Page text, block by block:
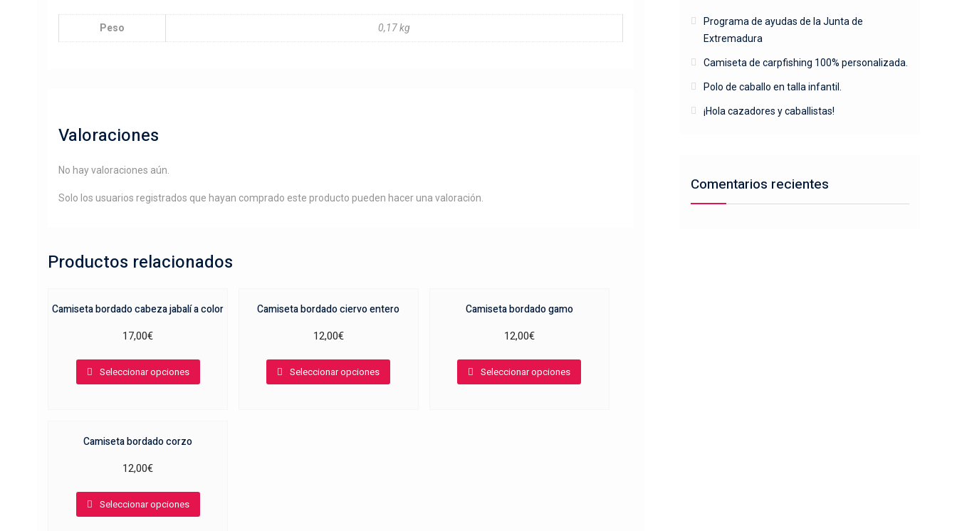
Peso 0,17 kg
Valoraciones
No hay valoraciones aún.
Solo los usuarios registrados que hayan comprado este producto pueden hacer una valoración.
Productos relacionados
Camiseta bordado cabeza jabalí a color
17,00€
Seleccionar opciones
Este
pueden
elegir
Camiseta bordado ciervo entero
12,00€
Seleccionar opciones
Este
Camiseta bordado gamo
12,00€
Seleccionar opciones
Este
Camiseta bordado corzo
12,00€
Seleccionar opciones
Este
Programa de ayudas de la Junta de
Extremadura
Camiseta de carpfishing 100% personalizada.
Polo de caballo en talla infantil.
¡Hola cazadores y caballistas!
Comentarios recientes